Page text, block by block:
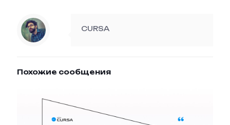
CURSA
Похожие сообщения